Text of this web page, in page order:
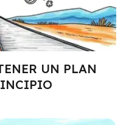
UN PLAN